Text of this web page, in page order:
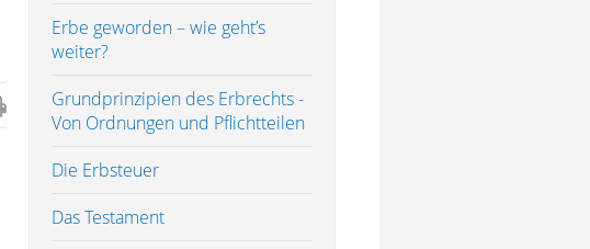
Erbe geworden – wie geht’s
weiter?
Grundprinzipien des Erbrechts -
Von Ordnungen und Pflichtteilen
Die Erbsteuer
Das Testament